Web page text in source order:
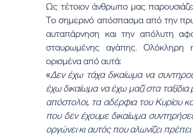
Ως τέτοιον άνθρωπο μας
Το σημερινό απόσπασμα από την
αυταπάρνηση και την απόλυτη
σταυρωμένης αγάπης. Ολόκληρη
ορισμένα από αυτά:
«Δεν έχω τάχα δικαίωμα να
έχω δικαίωμα να έχω μαζί στα
απόστολοι, τα αδέρφια του Κυρίου
που δεν έχουμε δικαίωμα
οργώνει κι αυτός που αλωνίζει